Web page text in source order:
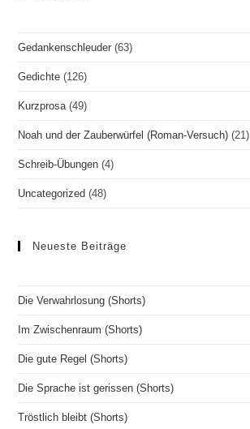
Gedankenschleuder (63)
Gedichte (126)
Kurzprosa (49)
Noah und der Zauberwürfel (Roman-Versuch) (21)
Schreib-Übungen (4)
Uncategorized (48)
Neueste Beiträge
Die Verwahrlosung (Shorts)
Im Zwischenraum (Shorts)
Die gute Regel (Shorts)
Die Sprache ist gerissen (Shorts)
Tröstlich bleibt (Shorts)